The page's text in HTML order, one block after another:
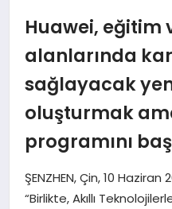
EKONOMI
GÜNDEM
MAGAZIN
SAĞLIK
TEKNOLOJI
Huawei, eğitim
alanlarında
sağlayacak
oluşturmak
programını
ŞENZHEN, Çin, 10
“Birlikte, Akıllı